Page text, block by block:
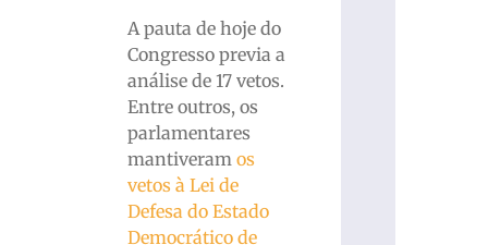
A pauta de hoje do
Congresso previa a
análise de 17 vetos.
Entre outros, os
parlamentares
mantiveramos
vetos à Lei de
Defesa do Estado
Democrático de